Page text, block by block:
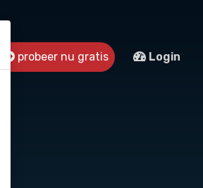
probeer nu gratis Login